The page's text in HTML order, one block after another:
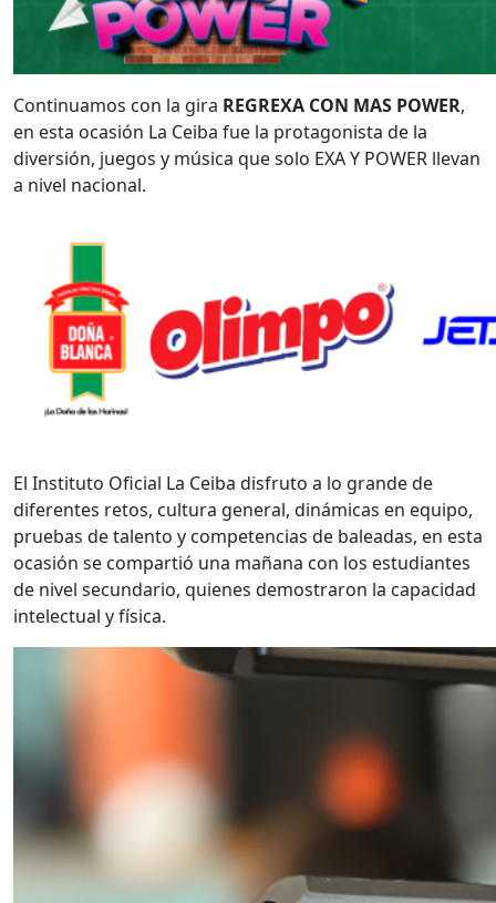
Continuamos con la gira REGREXA CON MAS POWER,
en esta ocasión La Ceiba fue la protagonista de la
diversión, juegos y música que solo EXA Y POWER llevan
a nivel nacional.
El Instituto Oficial La Ceiba disfruto a lo grande de
diferentes retos, cultura general, dinámicas en equipo,
pruebas de talento y competencias de baleadas, en esta
ocasión se compartió una mañana con los estudiantes
de nivel secundario, quienes demostraron la capacidad
intelectual y física.